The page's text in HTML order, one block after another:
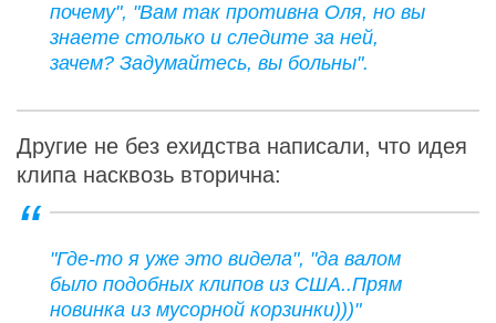
почему", "Вам так противна Оля, но вы
знаете столько и следите за ней,
зачем? Задумайтесь, вы больны".
Другие не без ехидства написали, что идея
клипа насквозь вторична:
"Где-то я уже это видела", "да валом
было подобных клипов из США..Прям
новинка из мусорной корзинки)))"